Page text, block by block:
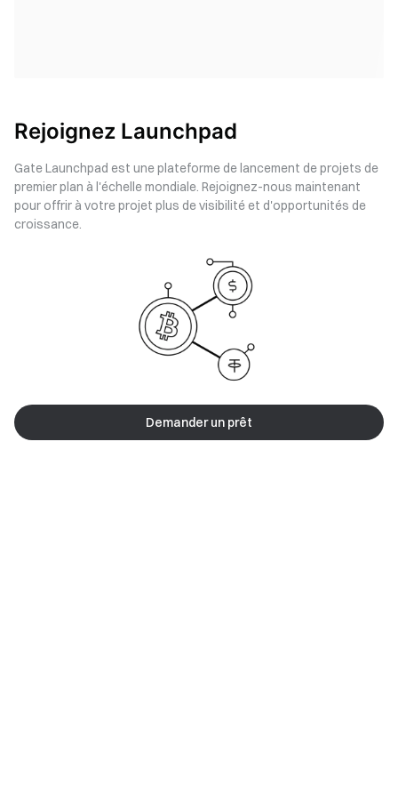
Rejoignez Launchpad
Gate Launchpad est une plateforme de lancement de projets de
premier plan à l'échelle mondiale. Rejoignez-nous maintenant
pour offrir à votre projet plus de visibilité et d'opportunités de
croissance.
Demander un prêt